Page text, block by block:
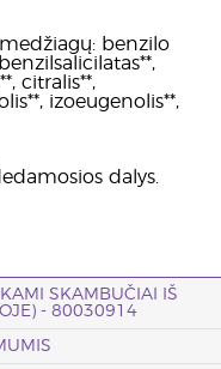
benzilo
citralis**,
izoeugenolis**,
dalys.
SKAMBUČIAI IŠ
- 80030914